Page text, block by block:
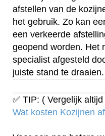
afstellen van de
het gebruik. Zo kan
een verkeerde
geopend worden. Het
specialist afgesteld
juiste stand te draaien.
✅ TIP: ( Vergelijk
Wat kosten Kozijnen